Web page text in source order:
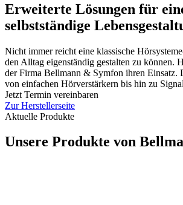
Erweiterte Lösungen für
selbstständige
Nicht immer reicht eine klassische
den Alltag eigenständig gestalten zu können.
der Firma Bellmann & Symfon ihren Einsatz.
von einfachen Hörverstärkern bis hin zu
Jetzt Termin vereinbaren
Zur Herstellerseite
Aktuelle Produkte
Unsere Produkte von